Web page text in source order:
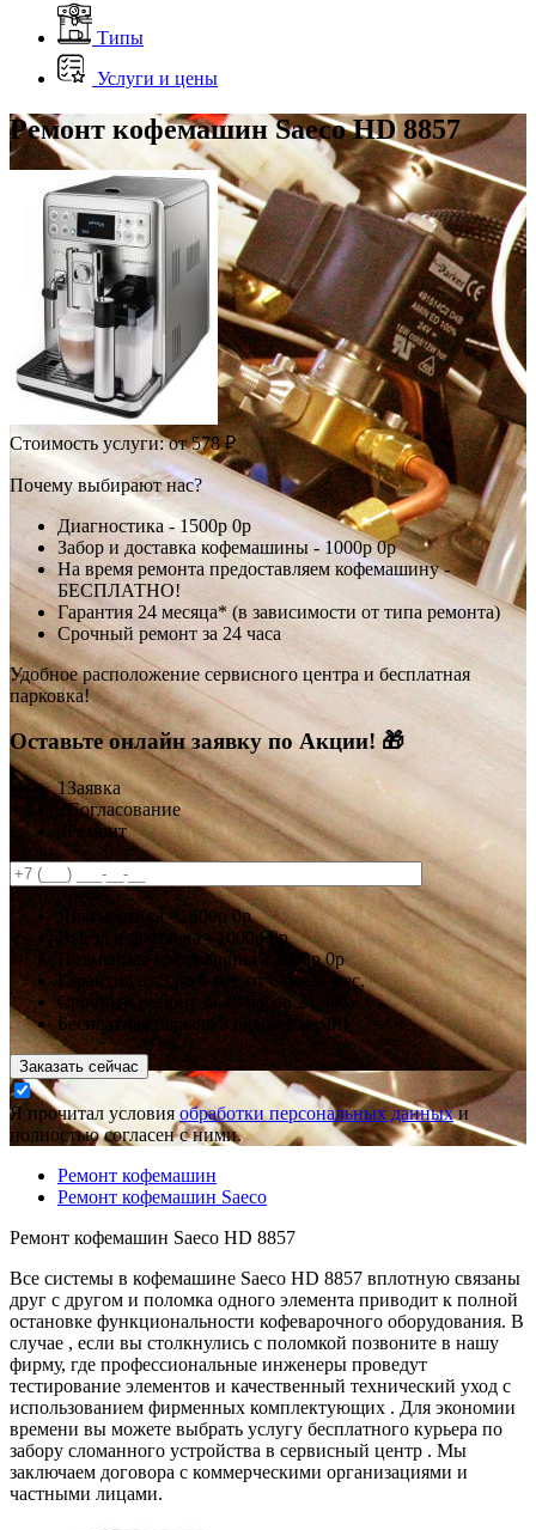
Типы
Услуги и цены
Ремонт кофемашин Saeco HD 8857
Стоимость услуги:от 578 ₽
Почему выбирают нас?
Диагностика - 1500р 0р
Забор и доставка кофемашины -1000р0р
На время ремонта предоставляем кофемашину -
БЕСПЛАТНО!
Гарантия 24 месяца* (в зависимости от типа ремонта)
Срочный ремонт за 24 часа
Удобное расположение сервисного центра и бесплатная
парковка!
Оставьте онлайн заявку по Акции! 🎁
1Заявка
2Согласование
Ремонт
Диагностика - 1500р 0р
Выезд и доставка - 1000р0р
Подменная кофемашина -
2000р0р
Гарантия от 3 до 6 мес от 6 до 24 мес.
Срочный ремонт за 48 часов24 часа
Бесплатная парковка рядом с нами!
Заказать сейчас
Я прочитал условия обработки персональных данныхи
полностью согласен с ними.
Ремонт кофемашин
Ремонт кофемашин Saeco
Ремонт кофемашин Saeco HD 8857
Все системы в кофемашине Saeco HD 8857 вплотную связаны
друг с другом и поломка одного элемента приводит к полной
остановке функциональности кофеварочного оборудования. В
случае , если вы столкнулись с поломкой позвоните в нашу
фирму, где профессиональные инженеры проведут
тестирование элементов и качественный технический уход с
использованием фирменных комплектующих . Для экономии
времени вы можете выбрать услугу бесплатного курьера по
забору сломанного устройства в сервисный центр . Мы
заключаем договора с коммерческими организациями и
частными лицами.